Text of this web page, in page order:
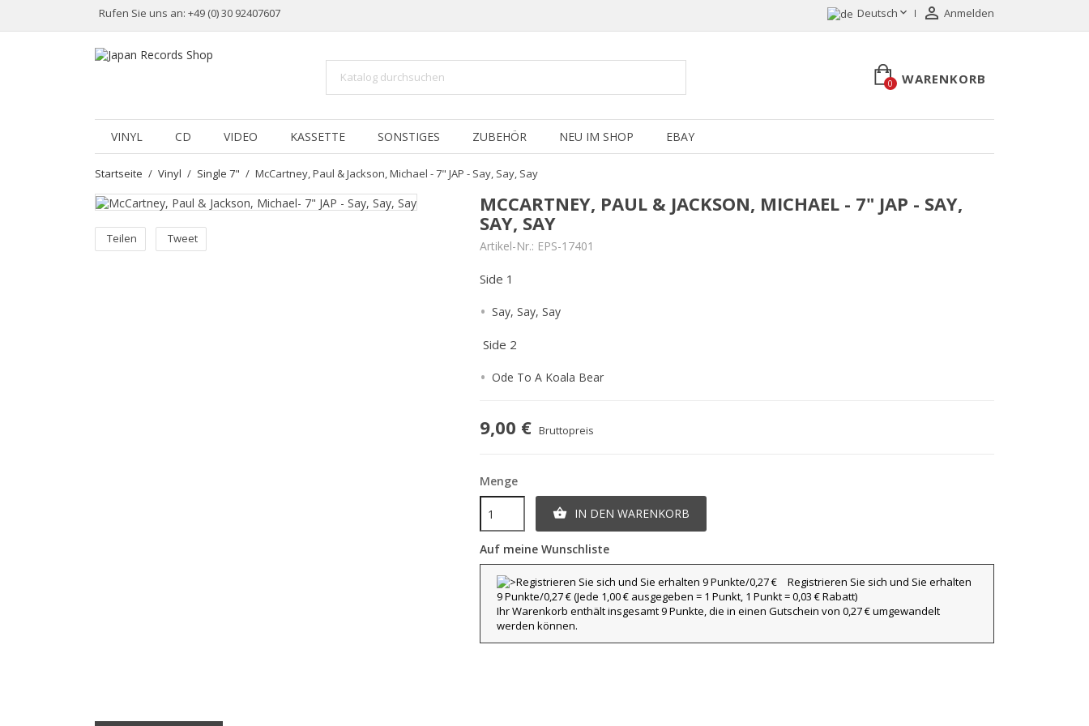
Rufen Sie uns an: +49 (0) 30 92407607 Deutsch  Anmelden
WARENKORB
0
VINYL CD VIDEO KASSETTE SONSTIGES ZUBEHÖR NEU IM SHOP EBAY
Startseite Vinyl Single 7" McCartney, Paul & Jackson, Michael - 7" JAP - Say, Say, Say
Teilen Tweet
MCCARTNEY, PAUL & JACKSON, MICHAEL - 7" JAP - SAY,
SAY, SAY
Artikel-Nr.: EPS-17401
Side 1
Say, Say, Say
Side 2
Ode To A Koala Bear
9,00 € Bruttopreis
Menge
 IN DEN WARENKORB
Auf meine Wunschliste
Registrieren Sie sich und Sie erhalten
9 Punkte/0,27 €(Jede 1,00 € ausgegeben = 1 Punkt, 1 Punkt = 0,03 € Rabatt)
Ihr Warenkorb enthält insgesamt 9 Punkte, die in einen Gutschein von 0,27 € umgewandelt
werden können.